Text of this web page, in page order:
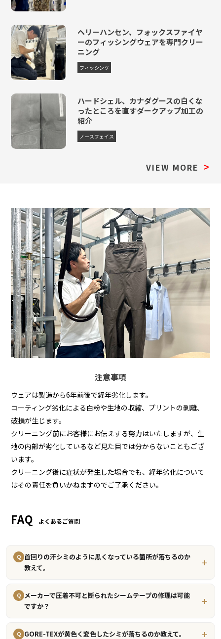
GOREーTEX
フィッシングブーツ
GOREーTEX
7,810円
キャスティンググローブ
ヘリーハンセン、フォックスファイヤ
ーのフィッシングウェアを専門クリー
ニング
フィッシング
ハードシェル、カナダグースの白くな
ったところを直すダークアップ加工の
紹介
ノースフェイス
VIEW MORE >
注意事項
ウェアは製造から6年前後で経年劣化します。
コーティング劣化による白粉や生地の収縮、プリントの剥離、
破損が生じます。
クリーニング前にお客様にお伝えする努力はいたしますが、生
地の内部が劣化しているなど見た目では分からないこともござ
います。
クリーニング後に症状が発生した場合でも、経年劣化について
はその責任を負いかねますのでご了承ください。
FAQ よくあるご質問
Q 首回りの汗シミのように黒くなっている箇所が落ちるのか
教えて。
Q メーカーで圧着不可と断られたシームテープの修理は可能
ですか？
Q GORE-TEXが黄色く変色したシミが落ちるのか教えて。